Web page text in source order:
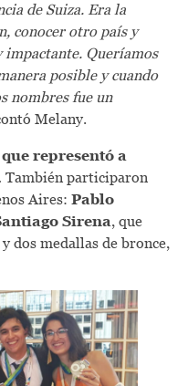
de Suiza. Era la
conocer otro país y
impactante. Queríamos
posible y cuando
nombres fue un
Melany.
representó a
También participaron
Aires: Pablo
Sirena, que
dos medallas de bronce,